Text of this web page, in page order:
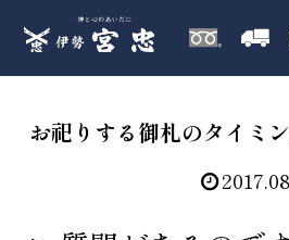
お祀りする御札のタイミ